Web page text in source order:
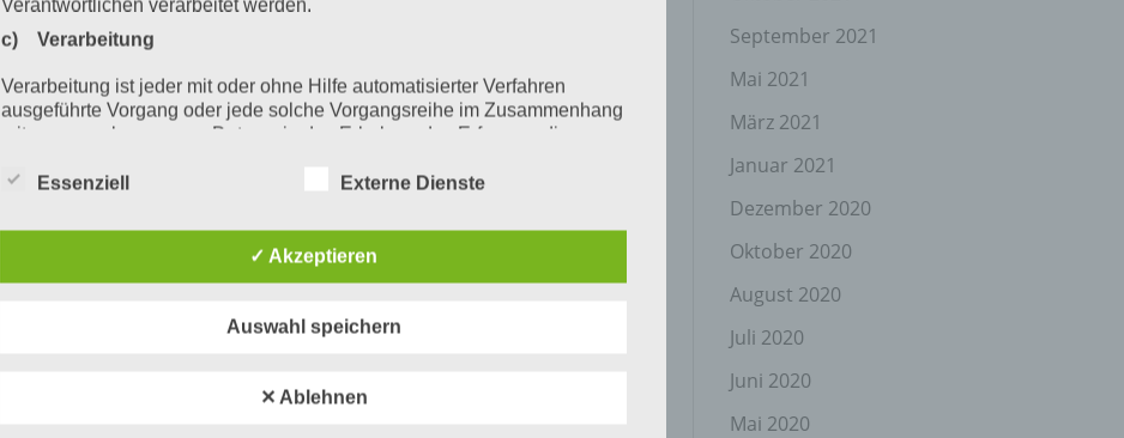
September 2021
Mai 2021
März 2021
Januar 2021
Dezember 2020
Oktober 2020
August 2020
Juli 2020
Juni 2020
Mai 2020
Verantwortlichen verarbeitet werden.
c) Verarbeitung
Verarbeitung ist jeder mit oder ohne Hilfe automatisierter Verfahren
ausgeführte Vorgang oder jede solche Vorgangsreihe im Zusammenhang
mit personenbezogenen Daten wie das Erheben, das Erfassen, die
Veränderung, das Auslesen, das Abfragen, die Verwendung, die
Bereitstellung, den Abgleich oder die Verknüpfung, die Einschränkung, das
Löschen oder die Vernichtung.
d) Einschränkung der Verarbeitung
Einschränkung der Verarbeitung ist die Markierung gespeicherter
Essenziell Externe Dienste
✓ Akzeptieren
Auswahl speichern
✕ Ablehnen